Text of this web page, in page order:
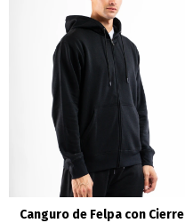
Canguro de Felpa con Cierre